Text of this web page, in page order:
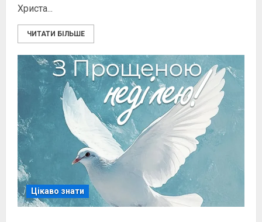
Христа...
ЧИТАТИ БІЛЬШЕ
Цікаво знати